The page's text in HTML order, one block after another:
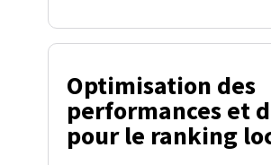
Optimisation des
performances et
pour le ranking